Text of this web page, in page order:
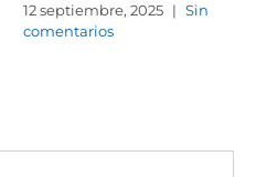
12 septiembre, 2025 | Sin
comentarios